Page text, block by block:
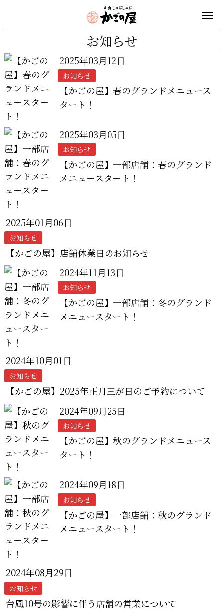
お知らせ
2025年03月12日
お知らせ
【かごの屋】春のグランドメニュース
タート！
2025年03月05日
お知らせ
【かごの屋】一部店舗：春のグランド
メニュースタート！
2025年01月06日
お知らせ
【かごの屋】店舗休業日のお知らせ
2024年11月13日
お知らせ
【かごの屋】一部店舗：冬のグランド
メニュースタート！
2024年10月01日
お知らせ
【かごの屋】2025年正月三が日のご予約について
2024年09月25日
お知らせ
【かごの屋】秋のグランドメニュース
タート！
2024年09月18日
お知らせ
【かごの屋】一部店舗：秋のグランド
メニュースタート！
2024年08月29日
お知らせ
台風10号の影響に伴う店舗の営業について